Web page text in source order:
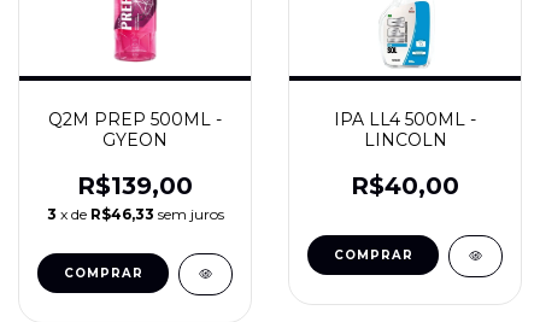
Q2M PREP 500ML -
GYEON
R$139,00
3 x de R$46,33 sem juros
IPA LL4 500ML -
LINCOLN
R$40,00